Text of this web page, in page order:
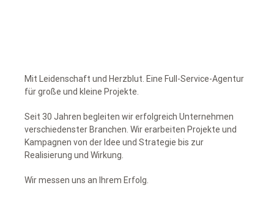
Mit Leidenschaft und Herzblut. Eine Full-Service-Agentur
für große und kleine Projekte.
Seit 30 Jahren begleiten wir erfolgreich Unternehmen
verschiedenster Branchen. Wir erarbeiten Projekte und
Kampagnen von der Idee und Strategie bis zur
Realisierung und Wirkung.
Wir messen uns an Ihrem Erfolg.